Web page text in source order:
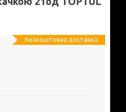
Безкоштовна доставка